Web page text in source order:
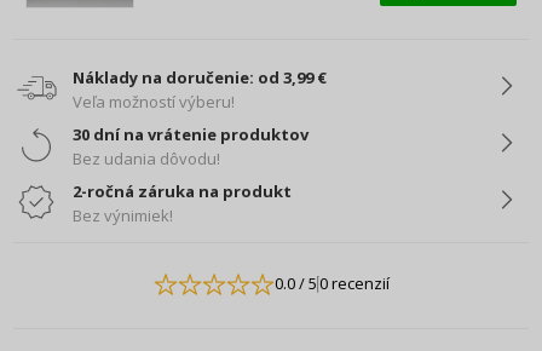
Náklady na doručenie: od 3,99 €
Veľa možností výberu!
30 dní na vrátenie produktov
Bez udania dôvodu!
2-ročná záruka na produkt
Bez výnimiek!
0.0/ 50 recenzií